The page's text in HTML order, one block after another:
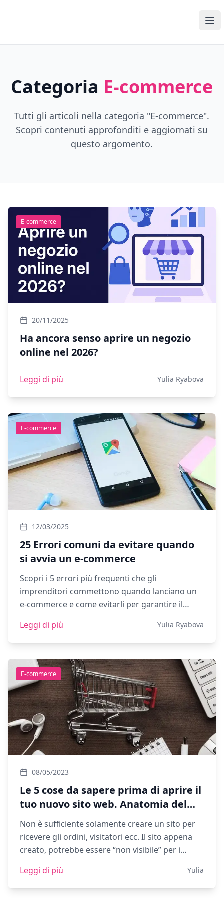
Categoria E-commerce
Tutti gli articoli nella categoria "E-commerce".
Scopri contenuti approfonditi e aggiornati su
questo argomento.
E-commerce
20/11/2025
Ha ancora senso aprire un negozio
online nel 2026?
Leggi di più Yulia Ryabova
E-commerce
12/03/2025
25 Errori comuni da evitare quando
si avvia un e-commerce
Scopri i 5 errori più frequenti che gli
imprenditori commettono quando lanciano un
e-commerce e come evitarli per garantire il
Leggi di più Yulia Ryabova
E-commerce
08/05/2023
Le 5 cose da sapere prima di aprire il
tuo nuovo sito web. Anatomia del
web.
Non è sufficiente solamente creare un sito per
ricevere gli ordini, visitatori ecc. Il sito appena
creato, potrebbe essere “non visibile” per i
Leggi di più Yulia